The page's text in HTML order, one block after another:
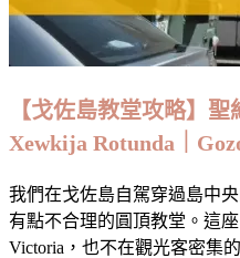
【戈佐島教堂攻略】
Xewkija Rotunda｜
我們在戈佐島自駕穿過島中
有點不合理的圓頂教堂。這
Victoria，也不在觀光客密集